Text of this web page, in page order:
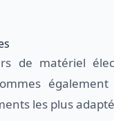
de matériel
les plus